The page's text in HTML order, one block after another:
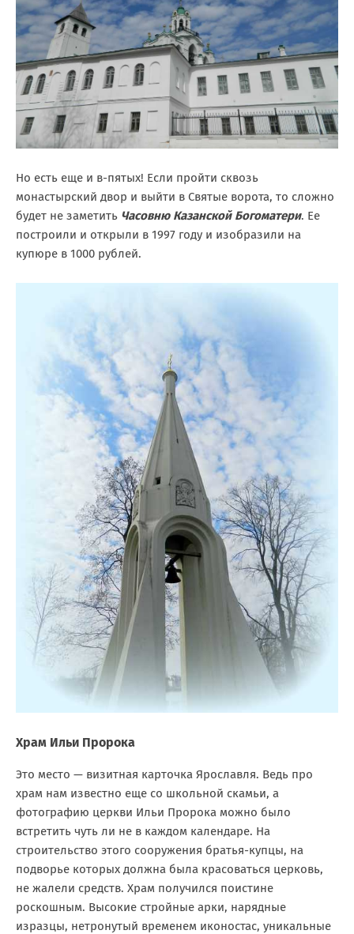
Но есть еще и в-пятых! Если пройти сквозь
монастырский двор и выйти в Святые ворота, то сложно
будет не заметить Часовню Казанской Богоматери. Ее
построили и открыли в 1997 году и изобразили на
купюре в 1000 рублей.
Храм Ильи Пророка
Это место — визитная карточка Ярославля. Ведь про
храм нам известно еще со школьной скамьи, а
фотографию церкви Ильи Пророка можно было
встретить чуть ли не в каждом календаре. На
строительство этого сооружения братья-купцы, на
подворье которых должна была красоваться церковь,
не жалели средств. Храм получился поистине
роскошным. Высокие стройные арки, нарядные
изразцы, нетронутый временем иконостас, уникальные